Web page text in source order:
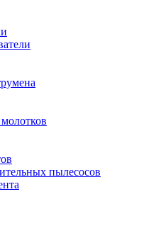
пылесосов